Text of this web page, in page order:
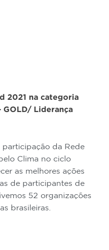
2021 na categoria
GOLD/ Liderança
da Rede
Clima no ciclo
as melhores ações
de participantes de
52 organizações
brasileiras.